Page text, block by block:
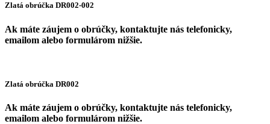
Zlatá obrúčka DR002-002
Ak máte záujem o obrúčky, kontaktujte nás telefonicky,
emailom alebo formulárom nižšie.
Zlatá obrúčka DR002
Ak máte záujem o obrúčky, kontaktujte nás telefonicky,
emailom alebo formulárom nižšie.